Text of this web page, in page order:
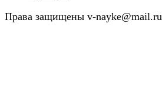
Права защищены v-nayke@mail.ru